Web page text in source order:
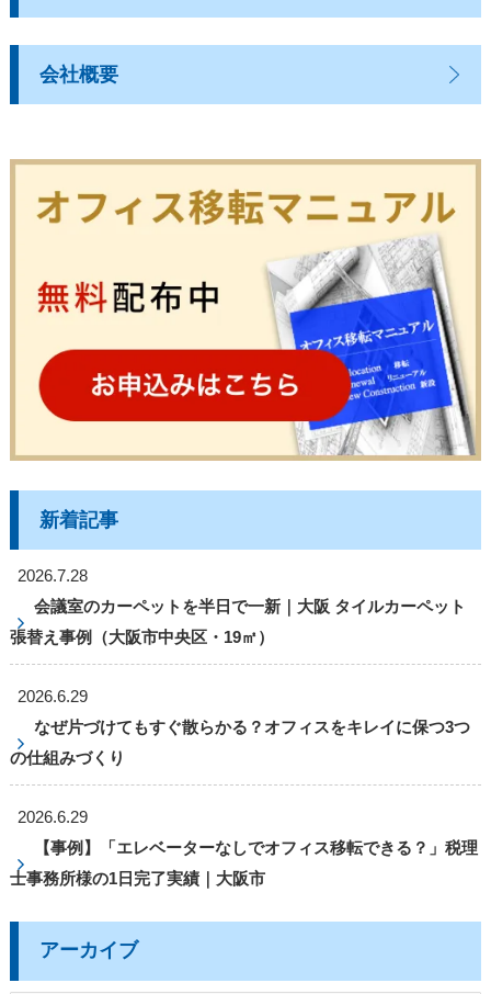
会社概要
新着記事
2026.7.28
会議室のカーペットを半日で一新｜大阪 タイルカーペット
張替え事例（大阪市中央区・19㎡）
2026.6.29
なぜ片づけてもすぐ散らかる？オフィスをキレイに保つ3つ
の仕組みづくり
2026.6.29
【事例】「エレベーターなしでオフィス移転できる？」税理
士事務所様の1日完了実績｜大阪市
アーカイブ